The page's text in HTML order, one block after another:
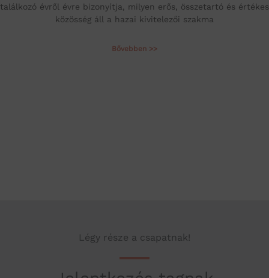
találkozó évről évre bizonyítja, milyen erős, összetartó és értékes
közösség áll a hazai kivitelezői szakma
Bővebben >>
Légy része a csapatnak!